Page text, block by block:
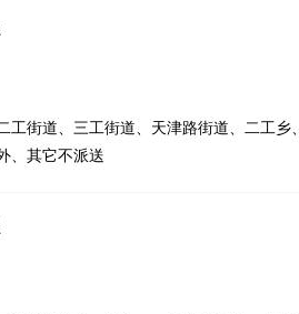
街道、三工街道、天津路街道、二工乡、
、其它不派送